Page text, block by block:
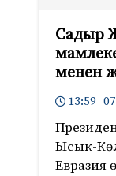
Садыр
менен
13:59
Ысык-
Евразия